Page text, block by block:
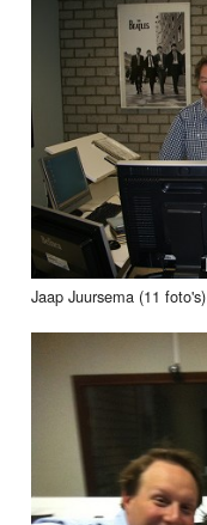
Jaap Juursema (11 foto's)